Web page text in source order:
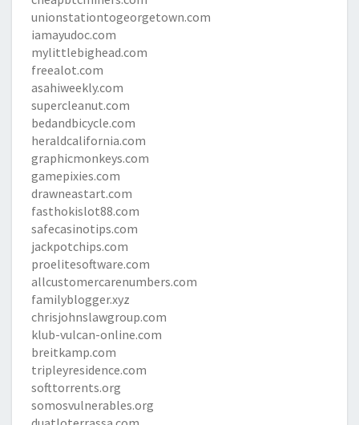
unionstationtogeorgetown.com
iamayudoc.com
mylittlebighead.com
freealot.com
asahiweekly.com
supercleanut.com
bedandbicycle.com
heraldcalifornia.com
graphicmonkeys.com
gamepixies.com
drawneastart.com
fasthokislot88.com
safecasinotips.com
jackpotchips.com
proelitesoftware.com
allcustomercarenumbers.com
familyblogger.xyz
chrisjohnslawgroup.com
klub-vulcan-online.com
breitkamp.com
tripleyresidence.com
softtorrents.org
somosvulnerables.org